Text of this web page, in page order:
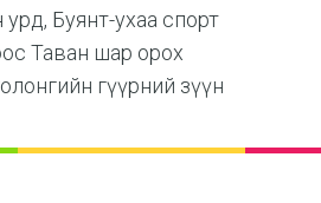
Буянт-ухаа спорт
Таван шар орох
гүүрний зүүн